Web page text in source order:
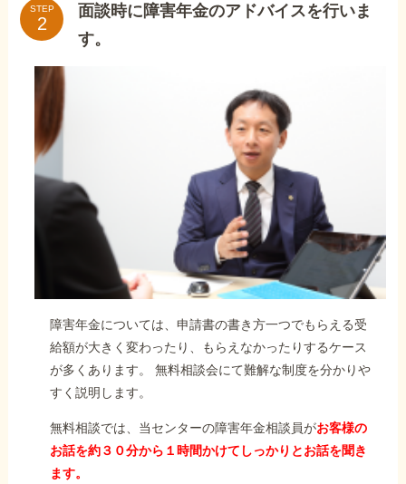
STEP
面談時に障害年金のアドバイスを行いま
す。
障害年金については、申請書の書き方一つでもらえる受
給額が大きく変わったり、もらえなかったりするケース
が多くあります。 無料相談会にて難解な制度を分かりや
すく説明します。
無料相談では、当センターの障害年金相談員がお客様の
お話を約３０分から１時間かけてしっかりとお話を聞き
ます。